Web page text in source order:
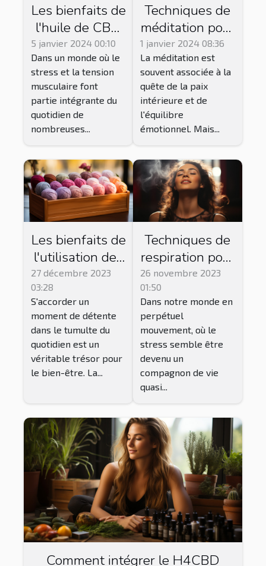
Les bienfaits de
l'huile de CBD
pour une
relaxation
musculaire
5 janvier 2024 00:10
Dans un monde où le
stress et la tension
musculaire font
partie intégrante du
quotidien de
nombreuses...
Techniques de
méditation pour
renforcer la
confiance en soi
1 janvier 2024 08:36
La méditation est
souvent associée à la
quête de la paix
intérieure et de
l'équilibre
émotionnel. Mais...
Les bienfaits de
l'utilisation des
savons feutrés
pour une
expérience de
bain relaxante
27 décembre 2023
03:28
S'accorder un
moment de détente
dans le tumulte du
quotidien est un
véritable trésor pour
le bien-être. La...
Techniques de
respiration pour
réduire
l'anxiété et
améliorer le
bien-être
26 novembre 2023
01:50
Dans notre monde en
perpétuel
mouvement, où le
stress semble être
devenu un
compagnon de vie
quasi...
Comment intégrer le H4CBD